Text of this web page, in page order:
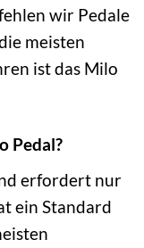
wir Pedale
meisten
ist das Milo
Pedal?
erfordert nur
ein Standard